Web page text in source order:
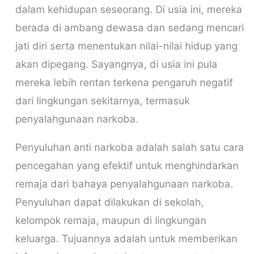
dalam kehidupan seseorang. Di usia ini, mereka
berada di ambang dewasa dan sedang mencari
jati diri serta menentukan nilai-nilai hidup yang
akan dipegang. Sayangnya, di usia ini pula
mereka lebih rentan terkena pengaruh negatif
dari lingkungan sekitarnya, termasuk
penyalahgunaan narkoba.
Penyuluhan anti narkoba adalah salah satu cara
pencegahan yang efektif untuk menghindarkan
remaja dari bahaya penyalahgunaan narkoba.
Penyuluhan dapat dilakukan di sekolah,
kelompok remaja, maupun di lingkungan
keluarga. Tujuannya adalah untuk memberikan